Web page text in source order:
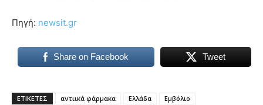
Πηγή: newsit.gr
Share on Facebook Tweet
ΕΤΙΚΕΤΕΣ αντιικά φάρμακα Ελλάδα
Εμβόλιο